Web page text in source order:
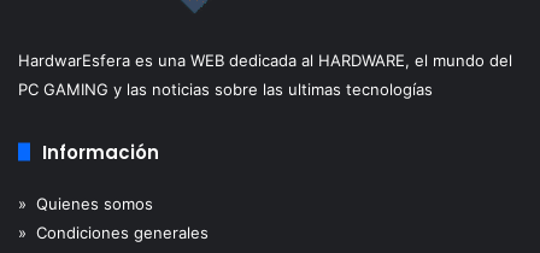
HardwarEsfera es una WEB dedicada al HARDWARE, el mundo del
PC GAMING y las noticias sobre las ultimas tecnologías
Información
» Quienes somos
» Condiciones generales